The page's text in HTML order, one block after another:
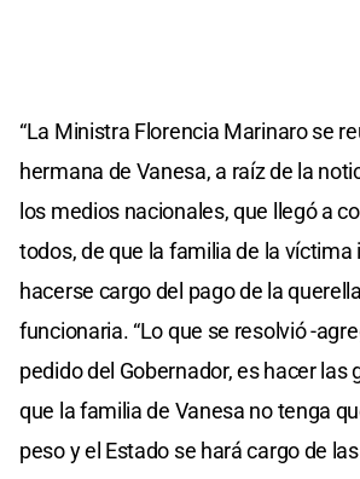
“La Ministra Florencia Marinaro se
hermana de Vanesa, a raíz de la
los medios nacionales, que llegó a
todos, de que la familia de la víctima
hacerse cargo del pago de la
funcionaria. “Lo que se resolvió -
pedido del Gobernador, es hacer las
que la familia de Vanesa no tenga
peso y el Estado se hará cargo de